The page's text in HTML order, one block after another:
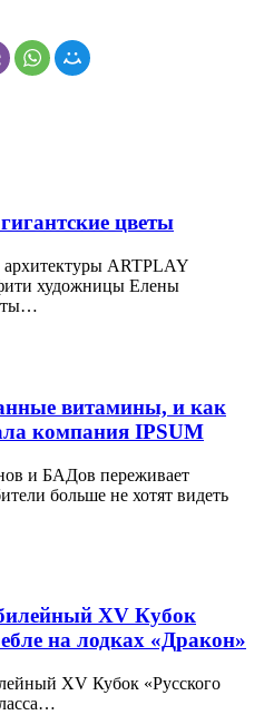
цветы
архитектуры ARTPLAY
художницы Елены
витамины, и как
компания IPSUM
и БАДов переживает
больше не хотят видеть
XV Кубок
на лодках «Дракон»
XV Кубок «Русского